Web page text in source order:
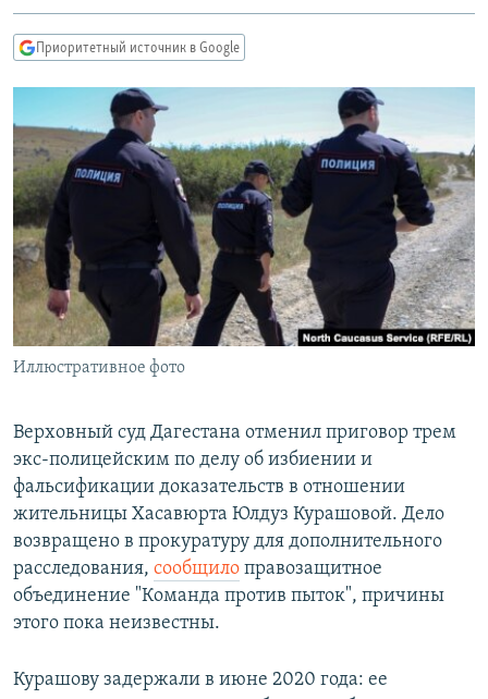
Вернутся
КАВКАЗ.РЕАЛИИ
СЕВЕР.РЕАЛИИ
СИБИРЬ.РЕАЛИИ
РАСПИСАНИЕ ВЕЩАНИЯ
ПОДПИШИТЕСЬ НА РАССЫЛКУ
СОЦИАЛЬНЫЕ СЕТИ
Все сайты РСЕ/РС
Приоритетный источник в Google
Иллюстративное фото
Верховный суд Дагестана отменил приговор трем
экс-полицейским по делу об избиении и
фальсификации доказательств в отношении
жительницы Хасавюрта Юлдуз Курашовой. Дело
возвращено в прокуратуру для дополнительного
расследования, сообщило правозащитное
объединение "Команда против пыток", причины
этого пока неизвестны.
Курашову задержали в июне 2020 года: ее